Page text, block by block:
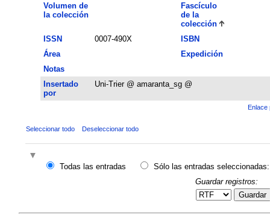
Volumen de
la colección
Fascículo
de la
colección
ISSN
0007-490X
ISBN
Área
Expedición
Notas
Insertado
por
Uni-Trier @ amaranta_sg @
Enlace
Seleccionar todo Deseleccionar todo
Todas las entradas
Sólo las entradas seleccionadas:
Guardar registros:
Guardar